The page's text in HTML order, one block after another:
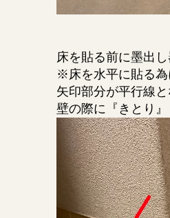
床を貼る前に墨出
※床を水平に貼る為
矢印部分が平行線と
壁の際に『きとり